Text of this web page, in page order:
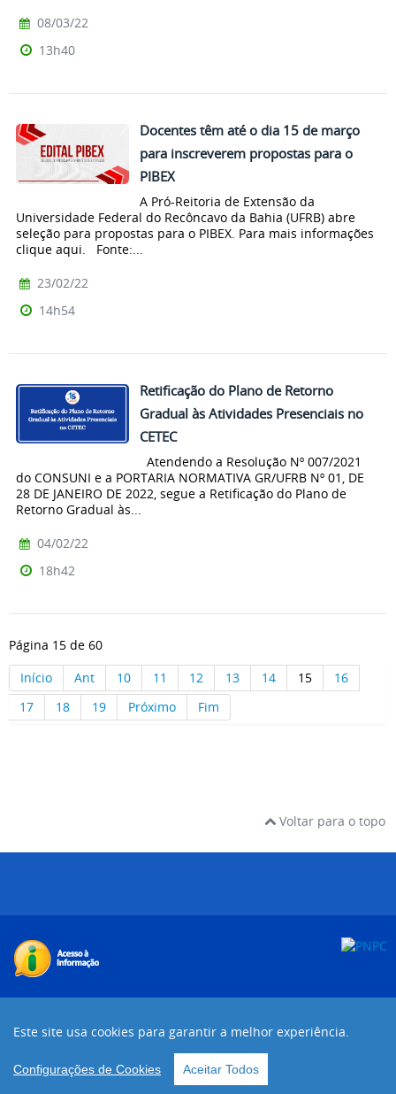
Este site usa cookies para garantir a melhor experiência.
Configurações de Cookies Aceitar Todos
08/03/22
13h40
Docentes têm até o dia 15 de março
para inscreverem propostas para o
PIBEX
A Pró-Reitoria de Extensão da
Universidade Federal do Recôncavo da Bahia (UFRB) abre
seleção para propostas para o PIBEX. Para mais informações
clique aqui. Fonte:...
23/02/22
14h54
Retificação do Plano de Retorno
Gradual às Atividades Presenciais no
CETEC
Atendendo a Resolução Nº 007/2021
do CONSUNI e a PORTARIA NORMATIVA GR/UFRB Nº 01, DE
28 DE JANEIRO DE 2022, segue a Retificação do Plano de
Retorno Gradual às...
04/02/22
18h42
Página 15 de 60
Início
Ant 10 11 12 13 14 15
16
17
18 19 Próximo Fim
Voltar para o topo
Desenvolvido com o CMS de código aberto Joomla!